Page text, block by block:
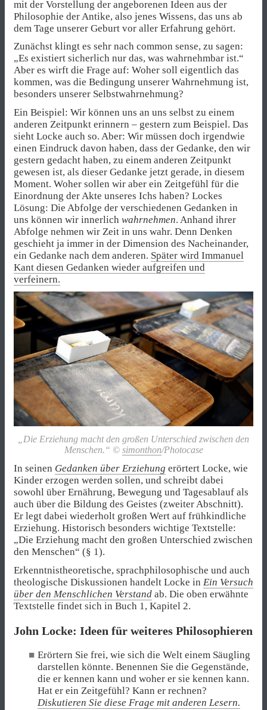
mit der Vorstellung der angeborenen Ideen aus der
Philosophie der Antike, also jenes Wissens, das uns ab
dem Tage unserer Geburt vor aller Erfahrung gehört.
Zunächst klingt es sehr nach common sense, zu sagen:
„Es existiert sicherlich nur das, was wahrnehmbar ist.“
Aber es wirft die Frage auf: Woher soll eigentlich das
kommen, was die Bedingung unserer Wahrnehmung ist,
besonders unserer Selbstwahrnehmung?
Ein Beispiel: Wir können uns an uns selbst zu einem
anderen Zeitpunkt erinnern – gestern zum Beispiel. Das
sieht Locke auch so. Aber: Wir müssen doch irgendwie
einen Eindruck davon haben, dass der Gedanke, den wir
gestern gedacht haben, zu einem anderen Zeitpunkt
gewesen ist, als dieser Gedanke jetzt gerade, in diesem
Moment. Woher sollen wir aber ein Zeitgefühl für die
Einordnung der Akte unseres Ichs haben? Lockes
Lösung: Die Abfolge der verschiedenen Gedanken in
uns können wir innerlich wahrnehmen. Anhand ihrer
Abfolge nehmen wir Zeit in uns wahr. Denn Denken
geschieht ja immer in der Dimension des Nacheinander,
ein Gedanke nach dem anderen. Später wird Immanuel
Kant diesen Gedanken wieder aufgreifen und
verfeinern.
„Die Erziehung macht den großen Unterschied zwischen den
Menschen.“ © simonthon/Photocase
In seinen Gedanken über Erziehung erörtert Locke, wie
Kinder erzogen werden sollen, und schreibt dabei
sowohl über Ernährung, Bewegung und Tagesablauf als
auch über die Bildung des Geistes (zweiter Abschnitt).
Er legt dabei wiederholt großen Wert auf frühkindliche
Erziehung. Historisch besonders wichtige Textstelle:
„Die Erziehung macht den großen Unterschied zwischen
den Menschen“ (§ 1).
Erkenntnistheoretische, sprachphilosophische und auch
theologische Diskussionen handelt Locke in Ein Versuch
über den Menschlichen Verstand ab. Die oben erwähnte
Textstelle findet sich in Buch 1, Kapitel 2.
John Locke: Ideen für weiteres Philosophieren
Erörtern Sie frei, wie sich die Welt einem Säugling
darstellen könnte. Benennen Sie die Gegenstände,
die er kennen kann und woher er sie kennen kann.
Hat er ein Zeitgefühl? Kann er rechnen?
Diskutieren Sie diese Frage mit anderen Lesern.